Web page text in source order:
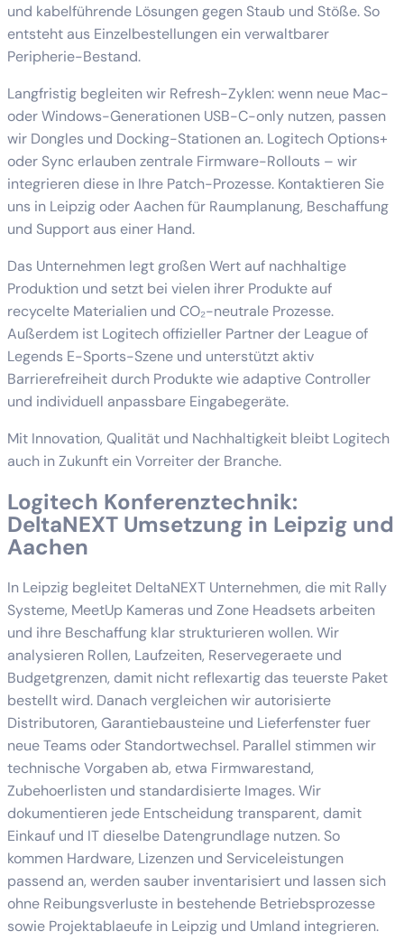
und kabelführende Lösungen gegen Staub und Stöße. So
entsteht aus Einzelbestellungen ein verwaltbarer
Peripherie-Bestand.
Langfristig begleiten wir Refresh-Zyklen: wenn neue Mac-
oder Windows-Generationen USB-C-only nutzen, passen
wir Dongles und Docking-Stationen an. Logitech Options+
oder Sync erlauben zentrale Firmware-Rollouts – wir
integrieren diese in Ihre Patch-Prozesse. Kontaktieren Sie
uns in Leipzig oder Aachen für Raumplanung, Beschaffung
und Support aus einer Hand.
Das Unternehmen legt großen Wert auf nachhaltige
Produktion und setzt bei vielen ihrer Produkte auf
recycelte Materialien und CO₂-neutrale Prozesse.
Außerdem ist Logitech offizieller Partner der League of
Legends E-Sports-Szene und unterstützt aktiv
Barrierefreiheit durch Produkte wie adaptive Controller
und individuell anpassbare Eingabegeräte.
Mit Innovation, Qualität und Nachhaltigkeit bleibt Logitech
auch in Zukunft ein Vorreiter der Branche.
Logitech Konferenztechnik:
DeltaNEXT Umsetzung in Leipzig und
Aachen
In Leipzig begleitet DeltaNEXT Unternehmen, die mit Rally
Systeme, MeetUp Kameras und Zone Headsets arbeiten
und ihre Beschaffung klar strukturieren wollen. Wir
analysieren Rollen, Laufzeiten, Reservegeraete und
Budgetgrenzen, damit nicht reflexartig das teuerste Paket
bestellt wird. Danach vergleichen wir autorisierte
Distributoren, Garantiebausteine und Lieferfenster fuer
neue Teams oder Standortwechsel. Parallel stimmen wir
technische Vorgaben ab, etwa Firmwarestand,
Zubehoerlisten und standardisierte Images. Wir
dokumentieren jede Entscheidung transparent, damit
Einkauf und IT dieselbe Datengrundlage nutzen. So
kommen Hardware, Lizenzen und Serviceleistungen
passend an, werden sauber inventarisiert und lassen sich
ohne Reibungsverluste in bestehende Betriebsprozesse
sowie Projektablaeufe in Leipzig und Umland integrieren.